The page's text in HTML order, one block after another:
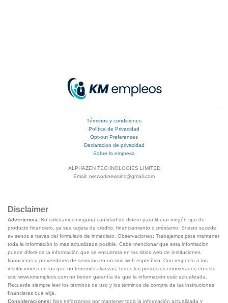
Términos y condiciones
Política de Privacidad
Opt-out Preferences
Declaracion de privacidad
Sobre la empresa
ALPHAZEN TECHNOLOGIES LIMITED
Email: networknewsinc@gmail.com
Disclaimer
Advertencia: No solicitamos ninguna cantidad de dinero para liberar ningún tipo de
producto financiero, ya sea tarjeta de crédito, financiamiento o préstamo. Si esto sucede,
avísenos a través del formulario de inmediato. Observaciones: Trabajamos para mantener
toda la información lo más actualizada posible. Cabe mencionar que esta información
puede diferir de la información que se encuentra en los sitios web de instituciones
financieras o proveedores de servicios en un sitio web específico. Con respecto a las
instituciones con las que no tenemos alianzas, todos los productos enumerados en este
sitio www.kmempleos.com no tienen garantía de que la información esté actualizada.
Recuerde siempre leer los términos de uso y los términos de compra de las instituciones
financieras que elija.
Consideraciones: Nos esforzamos por mantener toda la información actualizada y